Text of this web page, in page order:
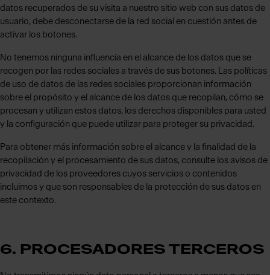
datos recuperados de su visita a nuestro sitio web con sus datos de
usuario, debe desconectarse de la red social en cuestión antes de
activar los botones.
No tenemos ninguna influencia en el alcance de los datos que se
recogen por las redes sociales a través de sus botones. Las políticas
de uso de datos de las redes sociales proporcionan información
sobre el propósito y el alcance de los datos que recopilan, cómo se
procesan y utilizan estos datos, los derechos disponibles para usted
y la configuración que puede utilizar para proteger su privacidad.
Para obtener más información sobre el alcance y la finalidad de la
recopilación y el procesamiento de sus datos, consulte los avisos de
privacidad de los proveedores cuyos servicios o contenidos
incluimos y que son responsables de la protección de sus datos en
este contexto.
6. PROCESADORES TERCEROS